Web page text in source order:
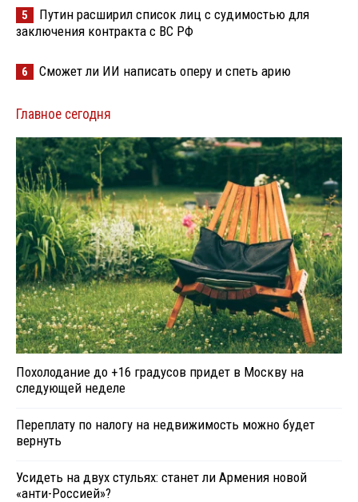
5
Путин расширил список лиц с судимостью для
заключения контракта с ВС РФ
6 Сможет ли ИИ написать оперу и спеть арию
Главное сегодня
Похолодание до +16 градусов придет в Москву на
следующей неделе
Переплату по налогу на недвижимость можно будет
вернуть
Усидеть на двух стульях: станет ли Армения новой
«анти-Россией»?